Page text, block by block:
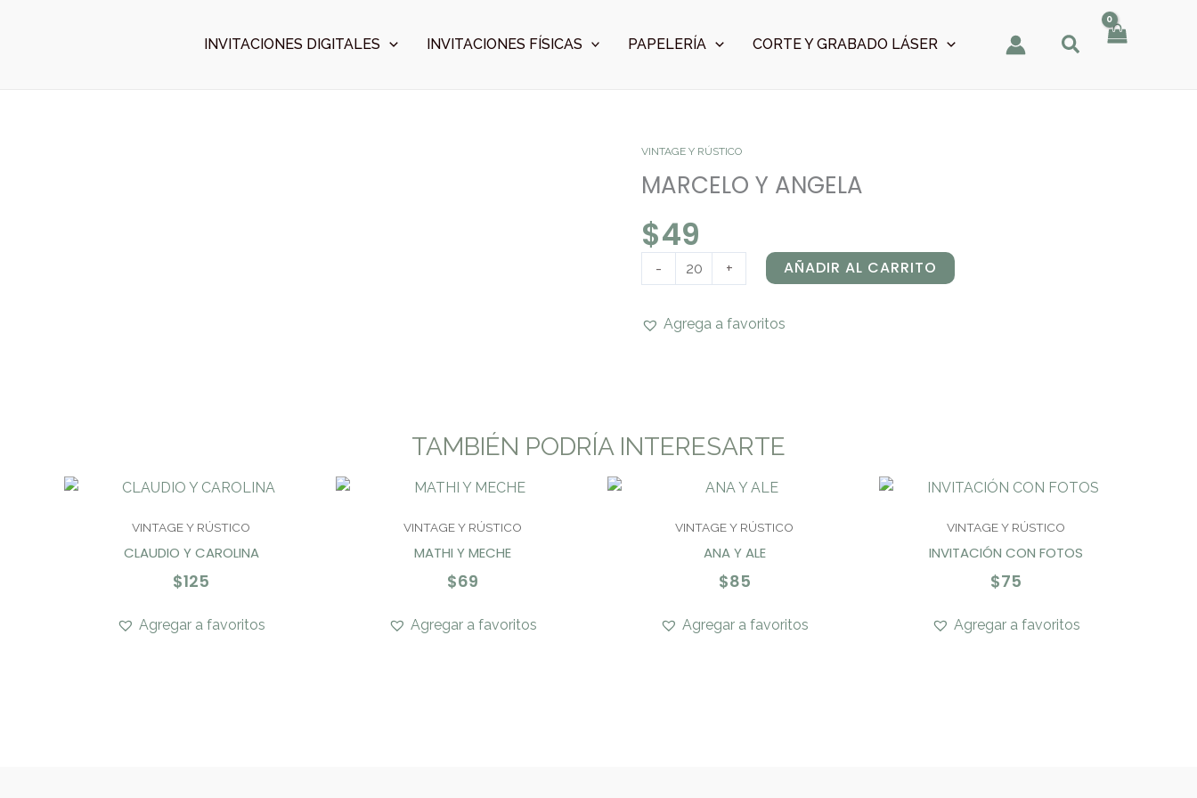
INVITACIONES DIGITALES INVITACIONES FÍSICAS PAPELERÍA CORTE Y GRABADO LÁSER
VINTAGE Y RÚSTICO
MARCELO Y ANGELA
$49
-
MARCELO
Y
cantidad
+ AÑADIR AL CARRITO
Agrega a favoritos
TAMBIÉN PODRÍA INTERESARTE
VINTAGE Y RÚSTICO
CLAUDIO Y CAROLINA
$125
Agregar a favoritos
VINTAGE Y RÚSTICO
MATHI Y MECHE
$69
Agregar a favoritos
VINTAGE Y RÚSTICO
ANA Y ALE
$85
Agregar a favoritos
VINTAGE Y RÚSTICO
INVITACIÓN CON FOTOS
$75
Agregar a favoritos